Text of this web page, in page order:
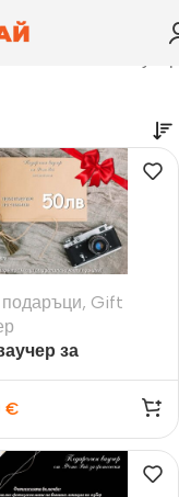
, Gift
за
на снимки
€